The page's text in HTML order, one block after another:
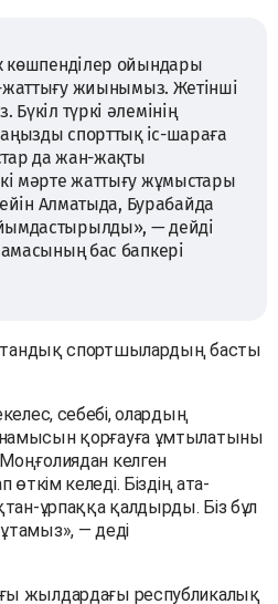
көшпенділер ойындары
жиынымыз. Жетінші
түркі әлемінің
спорттық іс-шараға
да жан-жақты
мәрте жаттығу жұмыстары
Алматыда, Бурабайда
— дейді
бас бапкері
отандық спортшылардың басты
себебі, олардың
қорғауға ұмтылатыны
келген
өткім келеді. Біздің ата-
ұрпаққа қалдырды. Біз бұл
— деді
жылдардағы республикалық